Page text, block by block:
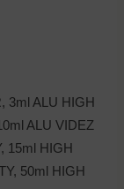
3ml ALU HIGH
ALU VIDEZ
15ml HIGH
50ml HIGH